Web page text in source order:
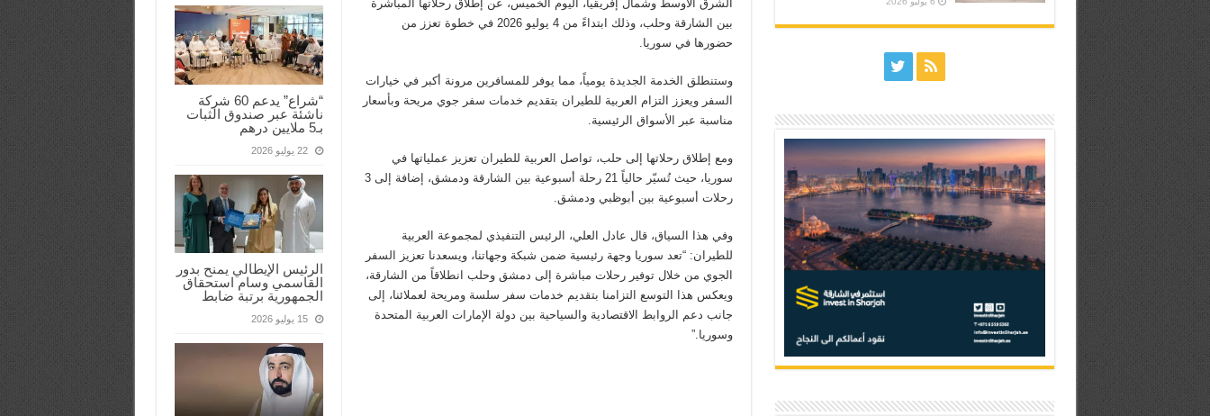
“شراع” يدعم 60 شركة
ناشئة عبر صندوق الثبات
بـ5 ملايين درهم
22 يوليو 2026
الرئيس الإيطالي يمنح بدور
القاسمي وسام استحقاق
الجمهورية برتبة ضابط
15 يوليو 2026
الشرق الأوسط وشمال إفريقيا، اليوم الخميس، عن إطلاق رحلاتها المباشرة
بين الشارقة وحلب، وذلك ابتداءً من 4 يوليو 2026 في خطوة تعزز من
حضورها في سوريا.
وستنطلق الخدمة الجديدة يومياً، مما يوفر للمسافرين مرونة أكبر في خيارات
السفر ويعزز التزام العربية للطيران بتقديم خدمات سفر جوي مريحة وبأسعار
مناسبة عبر الأسواق الرئيسية.
ومع إطلاق رحلاتها إلى حلب، تواصل العربية للطيران تعزيز عملياتها في
سوريا، حيث تُسيّر حالياً 21 رحلة أسبوعية بين الشارقة ودمشق، إضافة إلى 3
رحلات أسبوعية بين أبوظبي ودمشق.
وفي هذا السياق، قال عادل العلي، الرئيس التنفيذي لمجموعة العربية
للطيران: “تعد سوريا وجهة رئيسية ضمن شبكة وجهاتنا، ويسعدنا تعزيز السفر
الجوي من خلال توفير رحلات مباشرة إلى دمشق وحلب انطلاقاً من الشارقة،
ويعكس هذا التوسع التزامنا بتقديم خدمات سفر سلسة ومريحة لعملائنا، إلى
جانب دعم الروابط الاقتصادية والسياحية بين دولة الإمارات العربية المتحدة
وسوريا.”